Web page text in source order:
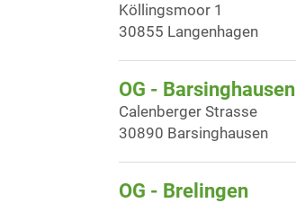
Köllingsmoor 1
30855 Langenhagen
OG - Barsinghausen
Calenberger Strasse
30890 Barsinghausen
OG - Brelingen